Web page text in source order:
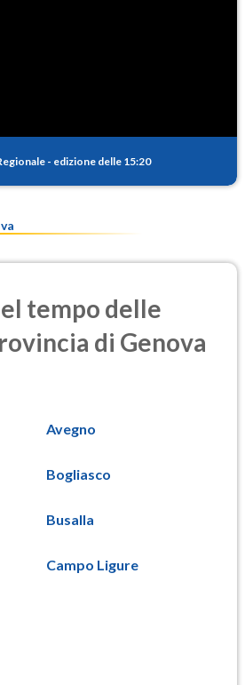
- edizione delle 15:20
tempo delle
di Genova
Avegno
Bogliasco
Busalla
Campo Ligure